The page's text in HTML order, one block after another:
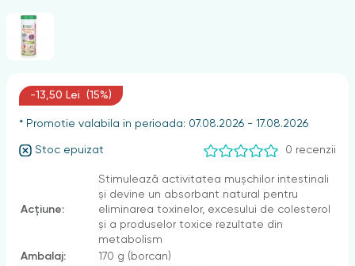
-13,50 Lei (15%)
* Promotie valabila in perioada: 07.08.2026 - 17.08.2026
Stoc epuizat 0 recenzii
Acțiune:
Stimulează activitatea mușchilor intestinali
și devine un absorbant natural pentru
eliminarea toxinelor, excesului de colesterol
și a produselor toxice rezultate din
metabolism
Ambalaj:
170 g (borcan)